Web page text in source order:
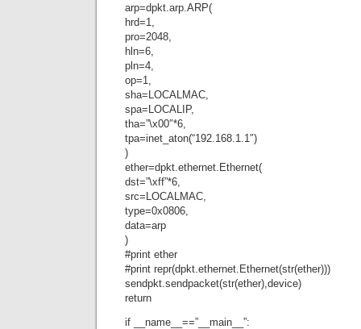
arp=dpkt.arp.ARP(
hrd=1,
pro=2048,
hln=6,
pln=4,
op=1,
sha=LOCALMAC,
spa=LOCALIP,
tha=”\x00″*6,
tpa=inet_aton(“192.168.1.1″)
)
ether=dpkt.ethernet.Ethernet(
dst=”\xff”*6,
src=LOCALMAC,
type=0x0806,
data=arp
)
#print ether
#print repr(dpkt.ethernet.Ethernet(str(ether)))
sendpkt.sendpacket(str(ether),device)
return
if __name__==”__main__”: